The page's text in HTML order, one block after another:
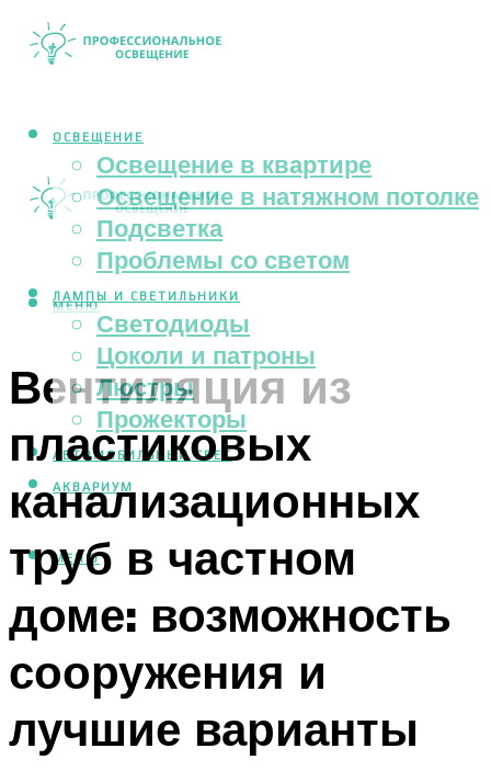
ОСВЕЩЕНИЕ
Освещение в квартире
Освещение в натяжном потолке
Подсветка
Проблемы со светом
ЛАМПЫ И СВЕТИЛЬНИКИ
Светодиоды
Цоколи и патроны
Люстры
Прожекторы
АВТОМОБИЛЬНЫЙ СВЕТ
АКВАРИУМ
МЕНЮ
МЕНЮ
Вентиляция из
пластиковых
канализационных
труб в частном
доме: возможность
сооружения и
лучшие варианты